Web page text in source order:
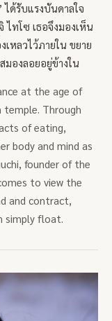
ได้รับแรงบันดาลใจ
ไทโซ เธอจึงมองเห็น
หลวไว้ภายใน ขยาย
มองลอยอยู่ข้างใน
at the age of
temple. Through
of eating,
body and mind as
founder of the
to view the
and contract,
simply float.